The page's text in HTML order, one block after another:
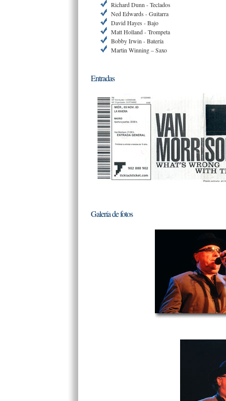
Richard Dunn - Teclados
Ned Edwards - Guitarra
David Hayes - Bajo
Matt Holland - Trompeta
Bobby Irwin - Batería
Martin Winning – Saxo
Entradas
Galería de fotos